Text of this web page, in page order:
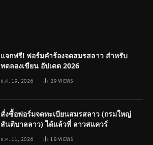
แจกฟรี! ฟอร์มคำร้องจดสมรสลาว สำหรับ
ทดลองเขียน อัปเดต 2026
ก.ค. 19, 2026 29VIEWS
สั่งซื้อฟอร์มจดทะเบียนสมรสลาว (กรมใหญ่
สันติบาลลาว) ได้แล้วที่ ลาวสแควร์
ก.ค. 11, 2026 18VIEWS